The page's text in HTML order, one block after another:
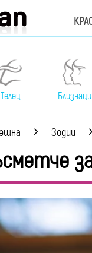
Телец Близнаци
Зодии